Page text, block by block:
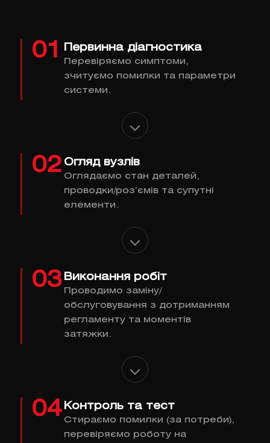
01 Первинна діагностика
Перевіряємо симптоми,
зчитуємо помилки та параметри
системи.
02 Огляд вузлів
Оглядаємо стан деталей,
проводки/роз’ємів та супутні
елементи.
03 Виконання робіт
Проводимо заміну/
обслуговування з дотриманням
регламенту та моментів
затяжки.
04 Контроль та тест
Стираємо помилки (за потреби),
перевіряємо роботу на